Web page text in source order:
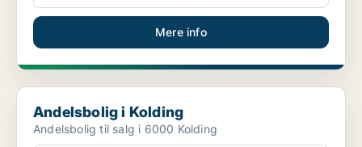
Mere info
Andelsbolig i Kolding
Andelsbolig i Kolding
Andelsbolig til salg i 6000 Kolding